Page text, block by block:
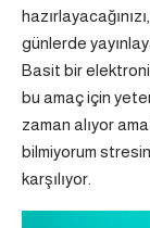
günlerde
Basit bir
bu amaç için
zaman alıyor
bilmiyorum
karşılıyor.